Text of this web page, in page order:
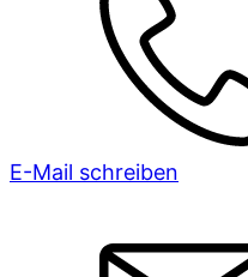
E-Mail schreiben